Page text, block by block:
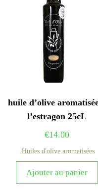
huile d’olive
l’estragon 25cL
€14.00
Huiles d'olive aromatisées
Ajouter au panier